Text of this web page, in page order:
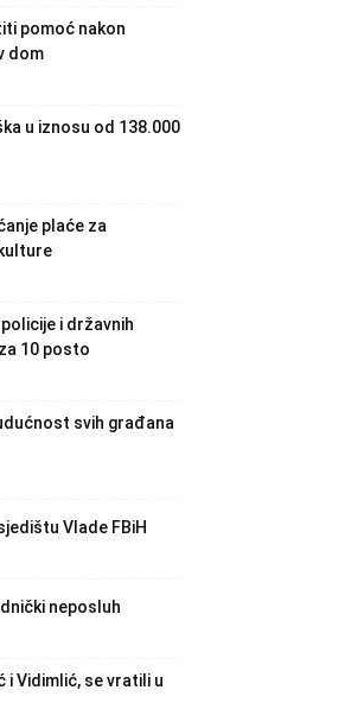
pomoć nakon
dom
u iznosu od 138.000
plaće za
i državnih
10 posto
svih građana
Vlade FBiH
neposluh
i Vidimlić, se vratili u